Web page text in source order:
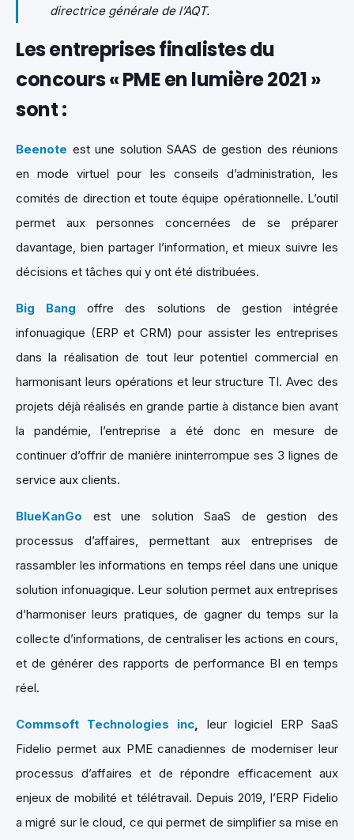
directrice générale de l’AQT.
Les entreprises finalistes du
concours«PME en lumière 2021»
sont :
Beenote est une solution SAAS de gestion des réunions
en mode virtuel pour les conseils d’administration, les
comités de direction et toute équipe opérationnelle. L’outil
permet aux personnes concernées de se préparer
davantage, bien partager l’information, et mieux suivre les
décisions et tâches qui y ont été distribuées.
Big Bang offre des solutions de gestion intégrée
infonuagique (ERP et CRM) pour assister les entreprises
dans la réalisation de tout leur potentiel commercial en
harmonisant leurs opérations et leur structure TI. Avec des
projets déjà réalisés en grande partie à distance bien avant
la pandémie, l’entreprise a été donc en mesure de
continuer d’offrir de manière ininterrompue ses 3 lignes de
service aux clients.
BlueKanGo est une solution SaaS de gestion des
processus d’affaires, permettant aux entreprises de
rassambler les informations en temps réel dans une unique
solution infonuagique. Leur solution permet aux entreprises
d’harmoniser leurs pratiques, de gagner du temps sur la
collecte d’informations, de centraliser les actions en cours,
et de générer des rapports de performance BI en temps
réel.
Commsoft Technologies inc, leur logiciel ERP SaaS
Fidelio permet aux PME canadiennes de moderniser leur
processus d’affaires et de répondre efficacement aux
enjeux de mobilité et télétravail. Depuis 2019, l’ERP Fidelio
a migré sur le cloud, ce qui permet de simplifier sa mise en